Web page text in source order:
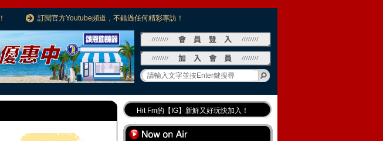
訂閱官方Youtube頻道，不錯過任何精彩專訪！
Hit Fm的【IG】新鮮又好玩快加入！
Hit Fm【FB臉書粉絲團】等你加入！